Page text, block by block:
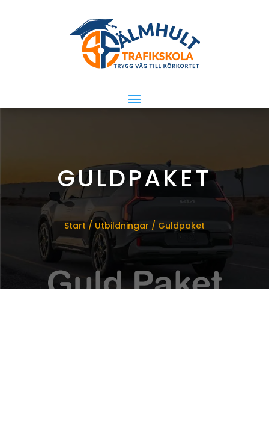
GULDPAKET
Start/ Utbildningar / Guldpaket